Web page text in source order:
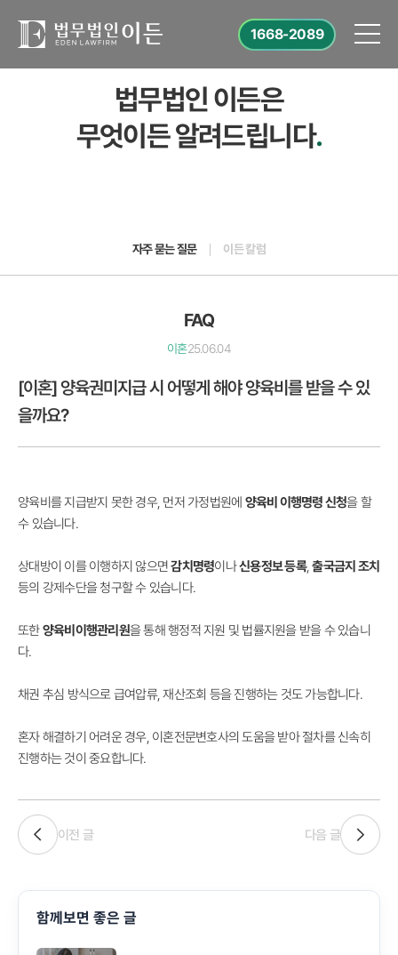
1668-2089
법무법인 이든은
무엇이든 알려드립니다.
자주 묻는 질문 이든 칼럼
FAQ
이혼25.06.04
[이혼] 양육권미지급 시 어떻게 해야 양육비를 받을 수 있
을까요?
양육비를 지급받지 못한 경우, 먼저 가정법원에 양육비 이행명령 신청을 할
수 있습니다.
상대방이 이를 이행하지 않으면감치명령이나신용정보 등록,출국금지 조치
등의 강제수단을 청구할 수 있습니다.
또한양육비이행관리원을 통해 행정적 지원 및 법률지원을 받을 수 있습니
다.
채권 추심 방식으로 급여압류, 재산조회 등을 진행하는 것도 가능합니다.
혼자 해결하기 어려운 경우, 이혼전문변호사의 도움을 받아 절차를 신속히
진행하는 것이 중요합니다.
이전 글 다음 글
함께보면 좋은 글